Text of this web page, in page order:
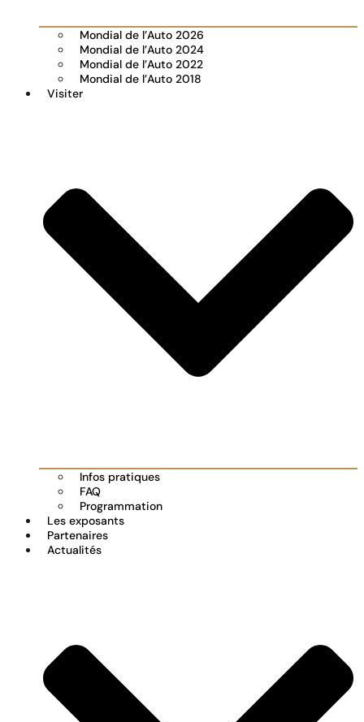
Mondial de l’Auto 2026
Mondial de l’Auto 2024
Mondial de l’Auto 2022
Mondial de l’Auto 2018
Visiter
Infos pratiques
FAQ
Programmation
Les exposants
Partenaires
Actualités